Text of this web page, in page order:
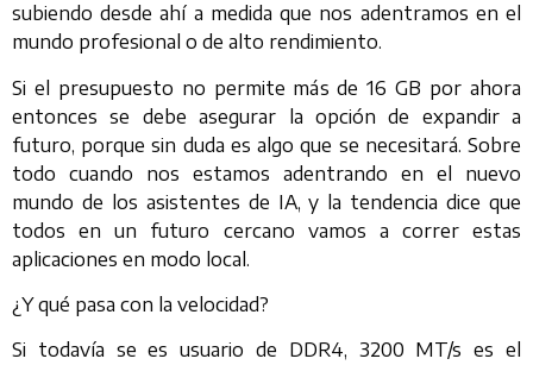
subiendo desde ahí a medida que nos adentramos en el
mundo profesional o de alto rendimiento.
Si el presupuesto no permite más de 16 GB por ahora
entonces se debe asegurar la opción de expandir a
futuro, porque sin duda es algo que se necesitará. Sobre
todo cuando nos estamos adentrando en el nuevo
mundo de los asistentes de IA, y la tendencia dice que
todos en un futuro cercano vamos a correr estas
aplicaciones en modo local.
¿Y qué pasa con la velocidad?
Si todavía se es usuario de DDR4, 3200 MT/s es el